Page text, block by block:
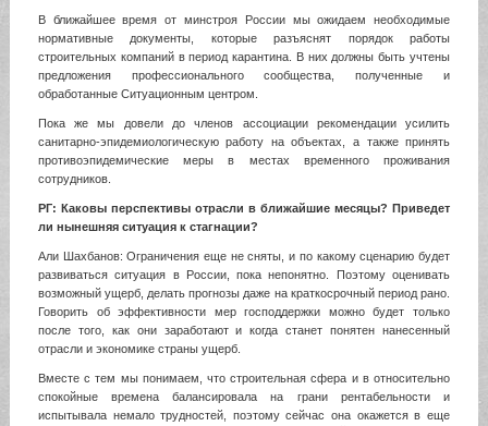
В ближайшее время от минстроя России мы ожидаем необходимые
нормативные документы, которые разъяснят порядок работы
строительных компаний в период карантина. В них должны быть учтены
предложения профессионального сообщества, полученные и
обработанные Ситуационным центром.
Пока же мы довели до членов ассоциации рекомендации усилить
санитарно-эпидемиологическую работу на объектах, а также принять
противоэпидемические меры в местах временного проживания
сотрудников.
РГ: Каковы перспективы отрасли в ближайшие месяцы? Приведет
ли нынешняя ситуация к стагнации?
Али Шахбанов: Ограничения еще не сняты, и по какому сценарию будет
развиваться ситуация в России, пока непонятно. Поэтому оценивать
возможный ущерб, делать прогнозы даже на краткосрочный период рано.
Говорить об эффективности мер господдержки можно будет только
после того, как они заработают и когда станет понятен нанесенный
отрасли и экономике страны ущерб.
Вместе с тем мы понимаем, что строительная сфера и в относительно
спокойные времена балансировала на грани рентабельности и
испытывала немало трудностей, поэтому сейчас она окажется в еще